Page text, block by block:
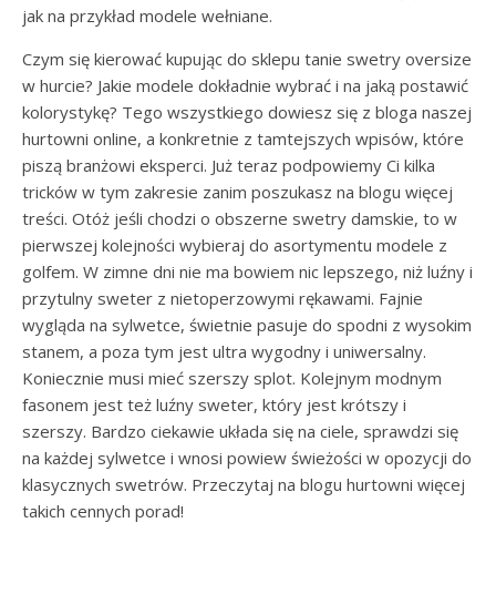
jak na przykład modele wełniane.
Czym się kierować kupując do sklepu tanie swetry oversize
w hurcie? Jakie modele dokładnie wybrać i na jaką postawić
kolorystykę? Tego wszystkiego dowiesz się z bloga naszej
hurtowni online, a konkretnie z tamtejszych wpisów, które
piszą branżowi eksperci. Już teraz podpowiemy Ci kilka
tricków w tym zakresie zanim poszukasz na blogu więcej
treści. Otóż jeśli chodzi o obszerne swetry damskie, to w
pierwszej kolejności wybieraj do asortymentu modele z
golfem. W zimne dni nie ma bowiem nic lepszego, niż luźny i
przytulny sweter z nietoperzowymi rękawami. Fajnie
wygląda na sylwetce, świetnie pasuje do spodni z wysokim
stanem, a poza tym jest ultra wygodny i uniwersalny.
Koniecznie musi mieć szerszy splot. Kolejnym modnym
fasonem jest też luźny sweter, który jest krótszy i
szerszy. Bardzo ciekawie układa się na ciele, sprawdzi się
na każdej sylwetce i wnosi powiew świeżości w opozycji do
klasycznych swetrów. Przeczytaj na blogu hurtowni więcej
takich cennych porad!